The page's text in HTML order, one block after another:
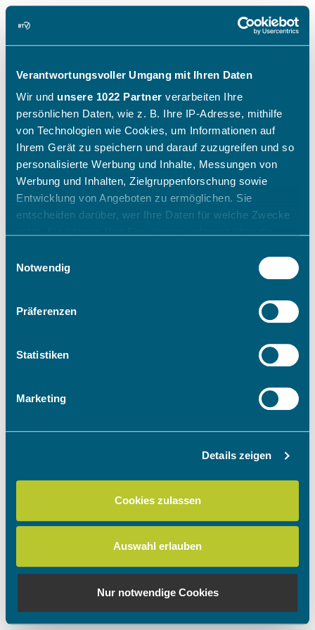
Verantwortungsvoller Umgang mit Ihren Daten
Wir und unsere 1022 Partner verarbeiten Ihre
persönlichen Daten, wie z. B. Ihre IP-Adresse, mithilfe
von Technologien wie Cookies, um Informationen auf
Ihrem Gerät zu speichern und darauf zuzugreifen und so
personalisierte Werbung und Inhalte, Messungen von
Werbung und Inhalten, Zielgruppenforschung sowie
Entwicklung von Angeboten zu ermöglichen. Sie
entscheiden darüber, wer Ihre Daten für welche Zwecke
Trigger Symbol ändern oder widerrufen
Informationen über Ihre geografische Lage
können
bestimmten Merkmalen (Fingerprinting) identifizieren
Erfahren Sie mehr darüber, wie Ihre persönlichen Daten
zu können und die Zugriffe auf unsere Website zu
analysieren. Außerdem geben wir Informationen zu Ihrer
Verwendung unserer Website an unsere Partner für
Partner führen diese Informationen möglicherweise mit
weiteren Daten zusammen, die Sie ihnen bereitgestellt
haben oder die sie im Rahmen Ihrer Nutzung der Dienste
gesammelt haben.
Notwendig
Präferenzen
Statistiken
Marketing
Details zeigen
Cookies zulassen
Auswahl erlauben
Nur notwendige Cookies